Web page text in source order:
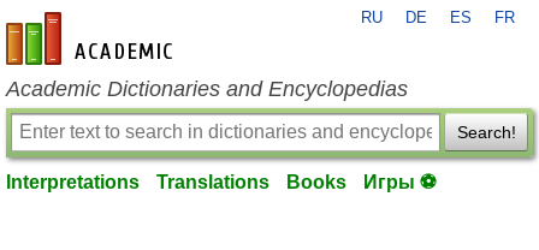
en-academic.com
RU DE ES FR
Academic Dictionaries and Encyclopedias
Search!
Interpretations Translations Books Игры ⚽